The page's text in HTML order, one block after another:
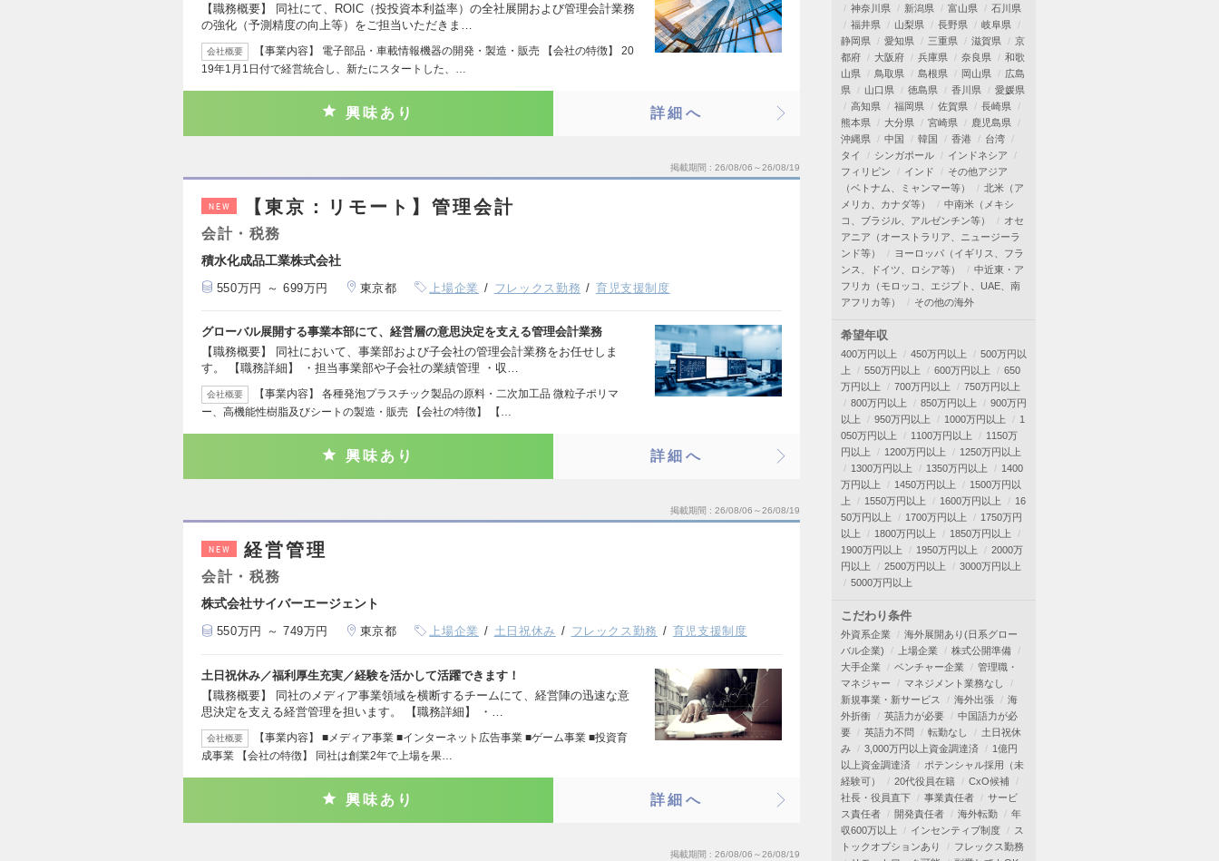
【職務概要】 同社にて、ROIC（投投資本利益率）の全社展開および管理会計業務
の強化（予測精度の向上等）をご担当いただきま…
会社概要
【事業内容】 電子部品・車載情報機器の開発・製造・販売 【会社の特徴】 20
19年1月1日付で経営統合し、新たにスタートした、…
興味あり 詳細へ
掲載期間 26/08/06～26/08/19
NEW 【東京：リモート】管理会計
会計・税務
積水化成品工業株式会社
550万円 ～ 699万円 東京都 上場企業 フレックス勤務 育児支援制度
グローバル展開する事業本部にて、経営層の意思決定を支える管理会計業務
【職務概要】 同社において、事業部および子会社の管理会計業務をお任せしま
す。 【職務詳細】 ・担当事業部や子会社の業績管理 ・収…
会社概要
【事業内容】 各種発泡プラスチック製品の原料・二次加工品 微粒子ポリマ
ー、高機能性樹脂及びシートの製造・販売 【会社の特徴】 【…
興味あり 詳細へ
掲載期間 26/08/06～26/08/19
NEW 経営管理
会計・税務
株式会社サイバーエージェント
550万円 ～ 749万円 東京都 上場企業 土日祝休み フレックス勤務 育児支援制度
土日祝休み／福利厚生充実／経験を活かして活躍できます！
【職務概要】 同社のメディア事業領域を横断するチームにて、経営陣の迅速な意
思決定を支える経営管理を担います。 【職務詳細】 ・…
会社概要
【事業内容】 ■メディア事業 ■インターネット広告事業 ■ゲーム事業 ■投資育
成事業 【会社の特徴】 同社は創業2年で上場を果…
興味あり 詳細へ
掲載期間 26/08/06～26/08/19
神奈川県
新潟県 富山県
石川県
福井県
山梨県 長野県
岐阜県
静岡県
愛知県 三重県 滋賀県
京
都府
大阪府 兵庫県 奈良県
和歌
山県
鳥取県 島根県 岡山県
広島
県
山口県 徳島県 香川県
愛媛県
高知県
福岡県 佐賀県
長崎県
熊本県
大分県 宮崎県
鹿児島県
沖縄県
中国 韓国 香港
台湾
タイ
シンガポール
インドネシア
フィリピン
インド
その他アジア
（ベトナム、ミャンマー等）
北米（ア
メリカ、カナダ等）
中南米（メキシ
コ、ブラジル、アルゼンチン等）
オセ
アニア（オーストラリア、ニュージーラ
ンド等）
ヨーロッパ（イギリス、フラ
ンス、ドイツ、ロシア等）
中近東・ア
フリカ（モロッコ、エジプト、UAE、南
アフリカ等）
その他の海外
希望年収
400万円以上 450万円以上
500万円以
上
550万円以上 600万円以上
650
万円以上
700万円以上
750万円以上
800万円以上
850万円以上
900万円
以上
950万円以上 1000万円以上
1
050万円以上
1100万円以上
1150万
円以上
1200万円以上
1250万円以上
1300万円以上
1350万円以上
1400
万円以上
1450万円以上
1500万円以
上
1550万円以上 1600万円以上
16
50万円以上
1700万円以上
1750万円
以上
1800万円以上
1850万円以上
1900万円以上
1950万円以上
2000万
円以上
2500万円以上
3000万円以上
5000万円以上
こだわり条件
外資系企業
海外展開あり(日系グロー
バル企業)
上場企業
株式公開準備
大手企業
ベンチャー企業
管理職・
マネジャー
マネジメント業務なし
新規事業・新サービス
海外出張
海
外折衝
英語力が必要
中国語力が必
要
英語力不問 転勤なし
土日祝休
み
3,000万円以上資金調達済
1億円
以上資金調達済
ポテンシャル採用（未
経験可）
20代役員在籍
CxO候補
社長・役員直下
事業責任者
サービ
ス責任者
開発責任者 海外転勤
年
収600万以上
インセンティブ制度
ス
トックオプションあり
フレックス勤務